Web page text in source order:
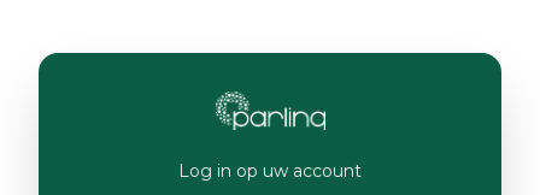
Log in op uw account